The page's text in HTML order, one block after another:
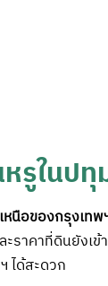
รูในป
หนือของกรุงเทพ
ะราคาที่ดินยังเ
ได้สะดวก